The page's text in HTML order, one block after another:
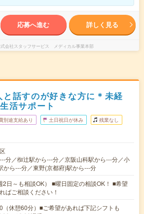
応募へ進む 詳しく見る
会社スタッフサービス メディカル事業本部
話すのが好きな方に＊未経
活サポート
別途支給あり 土日祝日が休み 残業なし
分／椥辻駅から---分／京阪山科駅から---分／小
から---分／東野(京都府)駅から---分
2日～も相談OK） ■曜日固定の相談OK！ ■希望
ばご相談ください！
（休憩60分）■ご希望があれば下記シフトも